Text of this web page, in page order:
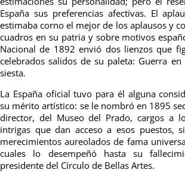
España sus preferencias afectivas. El
estimaba corno el mejor de los aplausos y
cuadros en su patria y sobre motivos
Nacional de 1892 envió dos lienzos que
celebrados salidos de su paleta: Guerra
siesta.
La España oficial tuvo para él alguna
su mérito artístico: se le nombró en 1895
director, del Museo del Prado, cargos a
intrigas que dan acceso a esos puestos,
merecimientos aureolados de fama
cuales lo desempeñó hasta su
presidente del Círculo de Bellas Artes.